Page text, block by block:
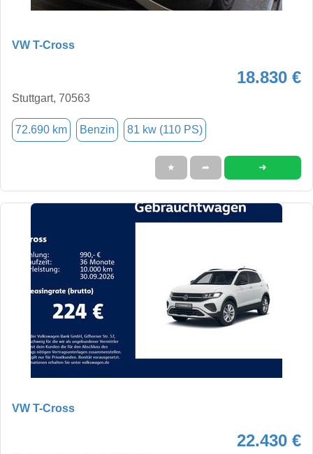
VW T-Cross
18.830 €
Stuttgart, 70563
72.690 km Benzin 81 kw (110 PS)
★ ➦ ➜
VW T-Cross
22.430 €